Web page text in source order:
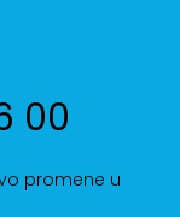
00
promene u